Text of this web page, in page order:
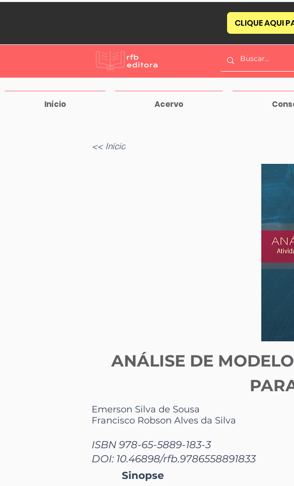
CLIQUE AQUI
Início Acervo
<< Início
ANÁLISE DE
Emerson Silva de Sousa
Francisco Robson Alves da Silva
ISBN 978-65-5889-183-3
DOI: 10.46898/rfb.9786558891833
Sinopse